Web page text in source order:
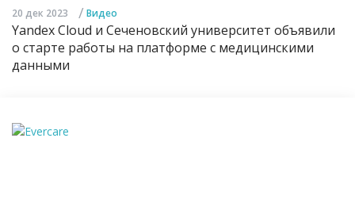
20 дек 2023 / Видео
Yandex Cloud и Сеченовский университет объявили
о старте работы на платформе с медицинскими
данными